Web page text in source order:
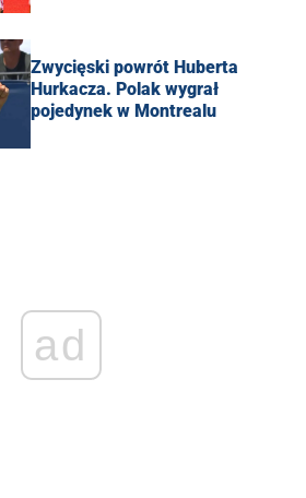
Zwycięski powrót Huberta
Hurkacza. Polak wygrał
pojedynek w Montrealu
ad